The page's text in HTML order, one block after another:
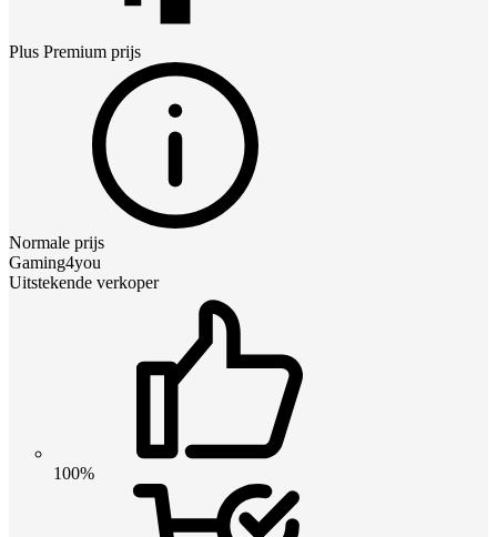
Plus Premium prijs
Normale prijs
Gaming4you
Uitstekende verkoper
100%